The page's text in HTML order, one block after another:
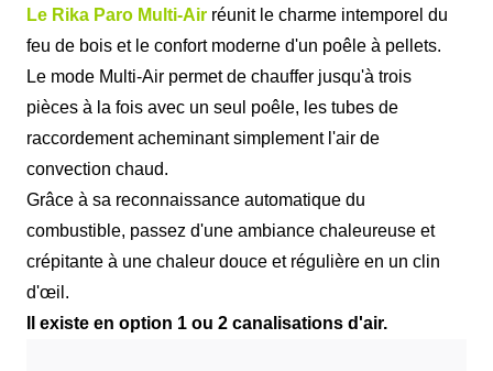
Le Rika Paro Multi-Air réunit le charme intemporel du
feu de bois et le confort moderne d'un poêle à pellets.
Le mode Multi-Air permet de chauffer jusqu'à trois
pièces à la fois avec un seul poêle, les tubes de
raccordement acheminant simplement l'air de
convection chaud.
Grâce à sa reconnaissance automatique du
combustible, passez d'une ambiance chaleureuse et
crépitante à une chaleur douce et régulière en un clin
d'œil.
Il existe en option 1 ou 2 canalisations d'air.